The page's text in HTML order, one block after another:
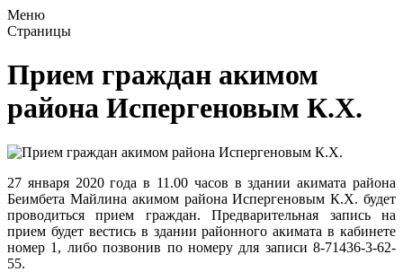
Меню
Страницы
Прием граждан акимом
района Испергеновым К.Х.
27 января 2020 года в 11.00 часов в здании акимата района
Беимбета Майлина акимом района Испергеновым К.Х. будет
проводиться прием граждан. Предварительная запись на
прием будет вестись в здании районного акимата в кабинете
номер 1, либо позвонив по номеру для записи 8-71436-3-62-
55.